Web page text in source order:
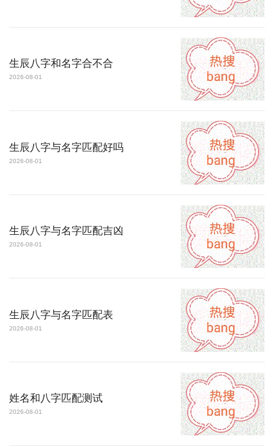
生辰八字和名字合不合
2026-08-01
生辰八字与名字匹配好吗
2026-08-01
生辰八字与名字匹配吉凶
2026-08-01
生辰八字与名字匹配表
2026-08-01
姓名和八字匹配测试
2026-08-01